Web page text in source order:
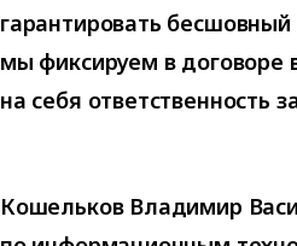
гарантировать
мы фиксируем в
на себя ответственность
Кошельков Владимир